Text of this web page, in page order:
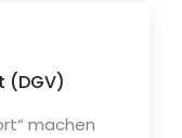
(DGV)
machen